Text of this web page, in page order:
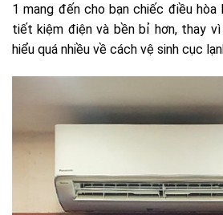
1 mang đến cho bạn chiếc điều hòa
tiết kiệm điện và bền bỉ hơn, thay
hiểu quá nhiều về cách vệ sinh cục